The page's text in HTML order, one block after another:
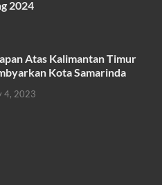
2024
Atas Kalimantan Timur
Kota Samarinda
4, 2023